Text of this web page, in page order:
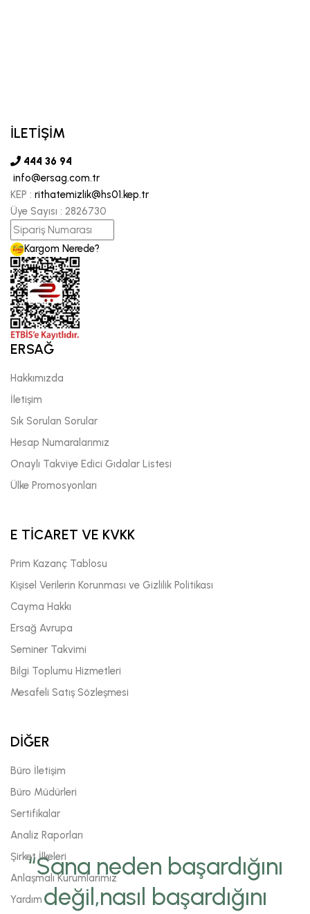
“Sana neden başardığını
değil,nasıl başardığını
İLETİŞİM
444 36 94
info@ersag.com.tr
KEP : rithatemizlik@hs01.kep.tr
Üye Sayısı : 2826730
Kargom Nerede?
ERSAĞ
Hakkımızda
İletişim
Sık Sorulan Sorular
Hesap Numaralarımız
Onaylı Takviye Edici Gıdalar Listesi
Ülke Promosyonları
E TİCARET VE KVKK
Prim Kazanç Tablosu
Kişisel Verilerin Korunması ve Gizlilik Politikası
Cayma Hakkı
Ersağ Avrupa
Seminer Takvimi
Bilgi Toplumu Hizmetleri
Mesafeli Satış Sözleşmesi
DİĞER
Büro İletişim
Büro Müdürleri
Sertifikalar
Analiz Raporları
Şirket İlkeleri
Anlaşmalı Kurumlarımız
Yardım